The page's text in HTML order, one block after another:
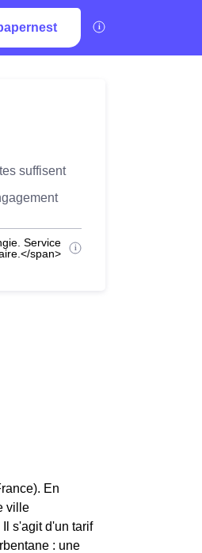
suffisent
Service
span>
En
ville
s'agit d'un tarif
: une